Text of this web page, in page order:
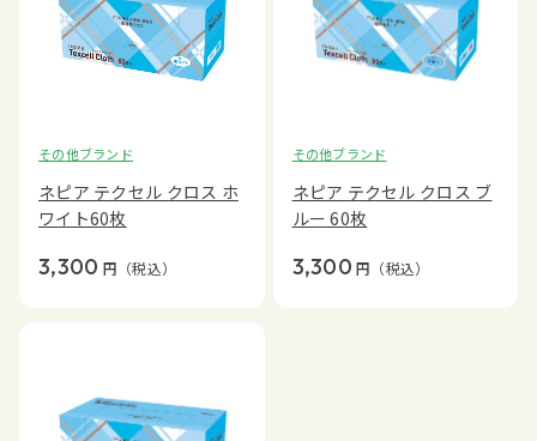
その他ブランド
ネピア テクセル クロス ホ
ワイト60枚
3,300 円 （税込）
その他ブランド
ネピア テクセル クロス ブ
ルー 60枚
3,300 円 （税込）